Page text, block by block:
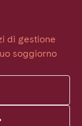
di gestione
soggiorno